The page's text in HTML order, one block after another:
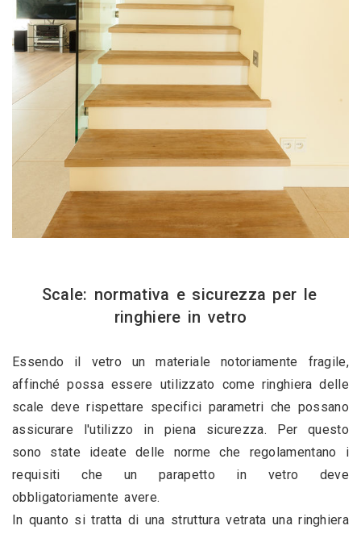
ringhiere in vetro
Essendo il vetro un materiale notoriamente fragile,
affinché possa essere utilizzato come ringhiera delle
scale deve rispettare specifici parametri che possano
assicurare l'utilizzo in piena sicurezza. Per questo
sono state ideate delle norme che regolamentano i
requisiti che un parapetto in vetro deve
obbligatoriamente avere.
In quanto si tratta di una struttura vetrata una ringhiera